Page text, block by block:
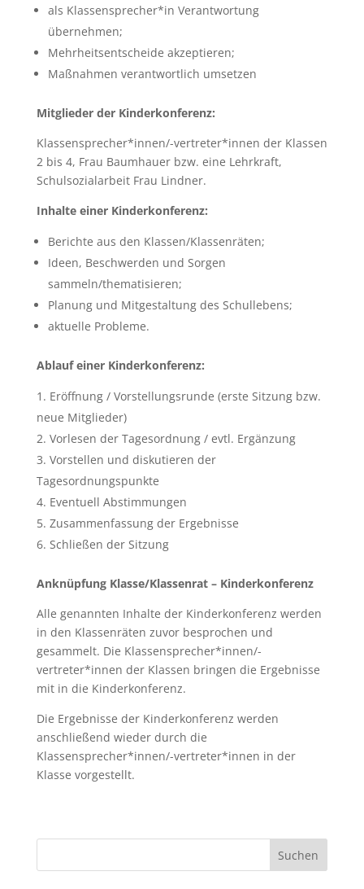
als Klassensprecher*in Verantwortung
übernehmen;
Mehrheitsentscheide akzeptieren;
Maßnahmen verantwortlich umsetzen
Mitglieder der Kinderkonferenz:
Klassensprecher*innen/-vertreter*innen der Klassen
2 bis 4, Frau Baumhauer bzw. eine Lehrkraft,
Schulsozialarbeit Frau Lindner.
Inhalte einer Kinderkonferenz:
Berichte aus den Klassen/Klassenräten;
Ideen, Beschwerden und Sorgen
sammeln/thematisieren;
Planung und Mitgestaltung des Schullebens;
aktuelle Probleme.
Ablauf einer Kinderkonferenz:
Eröffnung / Vorstellungsrunde (erste Sitzung bzw.
neue Mitglieder)
Vorlesen der Tagesordnung / evtl. Ergänzung
Vorstellen und diskutieren der
Tagesordnungspunkte
Eventuell Abstimmungen
Zusammenfassung der Ergebnisse
Schließen der Sitzung
Anknüpfung Klasse/Klassenrat – Kinderkonferenz
Alle genannten Inhalte der Kinderkonferenz werden
in den Klassenräten zuvor besprochen und
gesammelt. Die Klassensprecher*innen/-
vertreter*innen der Klassen bringen die Ergebnisse
mit in die Kinderkonferenz.
Die Ergebnisse der Kinderkonferenz werden
anschließend wieder durch die
Klassensprecher*innen/-vertreter*innen in der
Klasse vorgestellt.